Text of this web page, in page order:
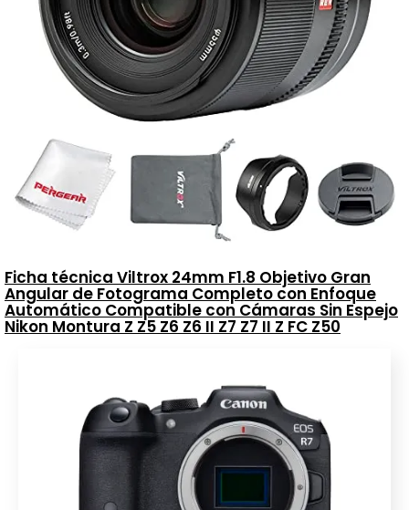
Ficha técnica Viltrox 24mm F1.8 Objetivo Gran
Angular de Fotograma Completo con Enfoque
Automático Compatible con Cámaras Sin Espejo
Nikon Montura Z Z5 Z6 Z6 II Z7 Z7 II Z FC Z50